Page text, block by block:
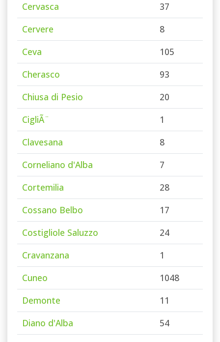
Cervasca
37
Cervere
8
Ceva
105
Cherasco
93
Chiusa di Pesio
20
CigliÃ¨
1
Clavesana
8
Corneliano d'Alba
7
Cortemilia
28
Cossano Belbo
17
Costigliole Saluzzo
24
Cravanzana
1
Cuneo
1048
Demonte
11
Diano d'Alba
54